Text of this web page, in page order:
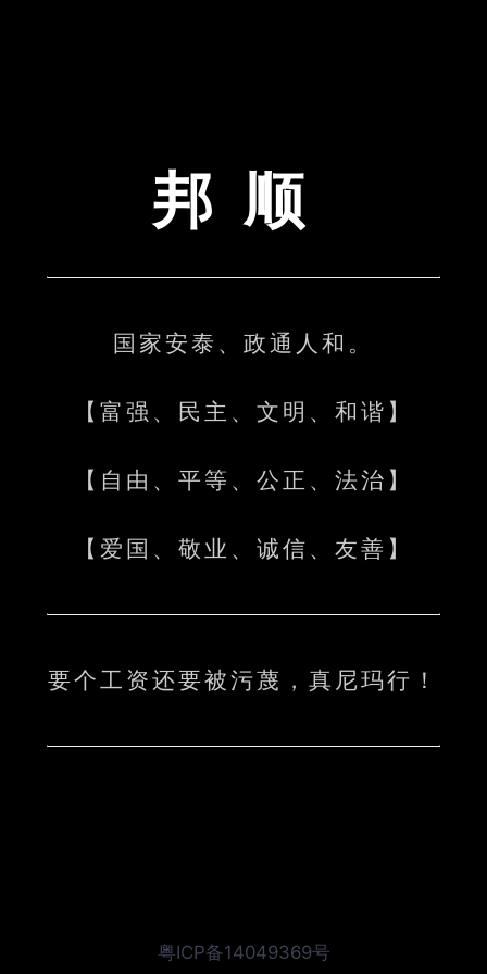
邦顺
国家安泰、政通人和。
【富强、民主、文明、和谐】
【自由、平等、公正、法治】
【爱国、敬业、诚信、友善】
要个工资还要被污蔑，真尼玛行！
粤ICP备14049369号